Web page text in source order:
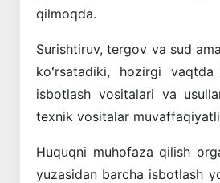
qilmoqda.
Surishtiruv, tergov va sud
koʻrsatadiki, hozirgi
isbotlash vositalari va
texnik vositalar
Huquqni muhofaza qilish
yuzasidan barcha isbotlash